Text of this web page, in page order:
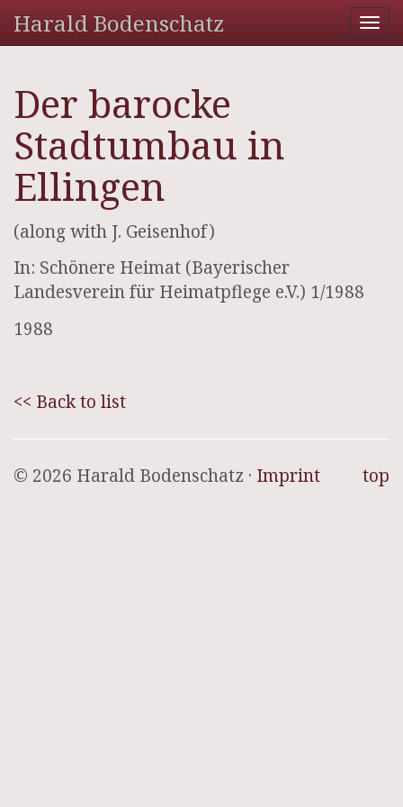
Harald Bodenschatz
Der barocke
Stadtumbau in
Ellingen
(along with J. Geisenhof)
In: Schönere Heimat (Bayerischer
Landesverein für Heimatpflege e.V.) 1/1988
1988
<< Back to list
top
© 2026 Harald Bodenschatz · Imprint